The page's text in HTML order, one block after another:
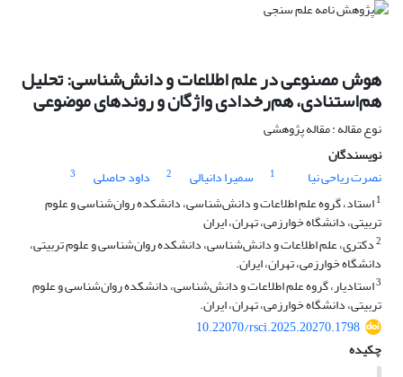
هوش مصنوعی در علم اطلاعات و دانش‌شناسی: تحلیل
هم‌استنادی، هم‌رخدادی واژگان و روندهای موضوعی
نوع مقاله : مقاله پژوهشی
نویسندگان
نصرت ریاحی نیا
1 سمیرا دانیالی 2 داود حاصلی
3
1استاد، گروه علم اطلاعات و دانش‌شناسی، دانشکده روان‌شناسی و علوم
تربیتی، دانشگاه خوارزمی، تهران، ایران
2دکتری، علم اطلاعات و دانش‌شناسی، دانشکده روان‌شناسی و علوم تربیتی،
دانشگاه خوارزمی، تهران، ایران.
3استادیار، گروه علم اطلاعات و دانش‌شناسی، دانشکده روان‌شناسی و علوم
تربیتی، دانشگاه خوارزمی، تهران، ایران.
10.22070/rsci.2025.20270.1798
چکیده